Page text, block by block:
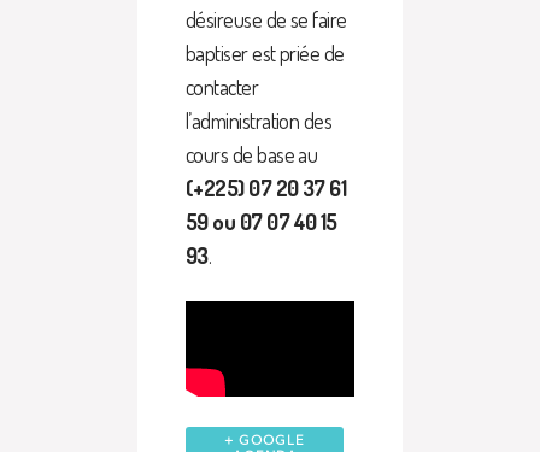
désireuse de se faire
baptiser est priée de
contacter
l’administration des
cours de base au
(+225) 07 20 37 61
59 ou 07 07 40 15
93.
+ GOOGLE